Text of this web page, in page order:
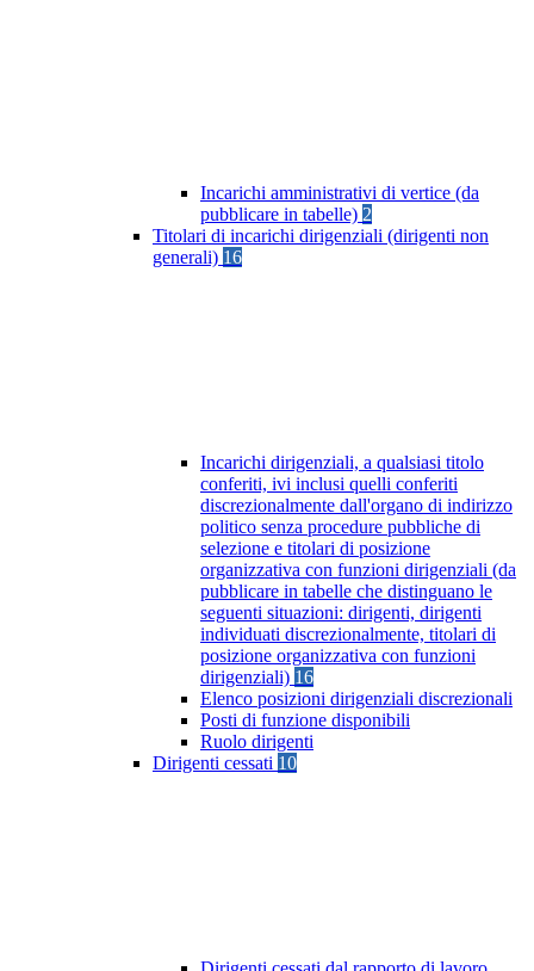
Incarichi amministrativi di vertice (da
pubblicare in tabelle) 2
Titolari di incarichi dirigenziali (dirigenti non
generali) 16
Incarichi dirigenziali, a qualsiasi titolo
conferiti, ivi inclusi quelli conferiti
discrezionalmente dall'organo di indirizzo
politico senza procedure pubbliche di
selezione e titolari di posizione
organizzativa con funzioni dirigenziali (da
pubblicare in tabelle che distinguano le
seguenti situazioni: dirigenti, dirigenti
individuati discrezionalmente, titolari di
posizione organizzativa con funzioni
dirigenziali) 16
Elenco posizioni dirigenziali discrezionali
Posti di funzione disponibili
Ruolo dirigenti
Dirigenti cessati 10